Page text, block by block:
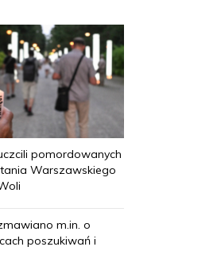
pomordowanych
Warszawskiego
m.in. o
poszukiwań i